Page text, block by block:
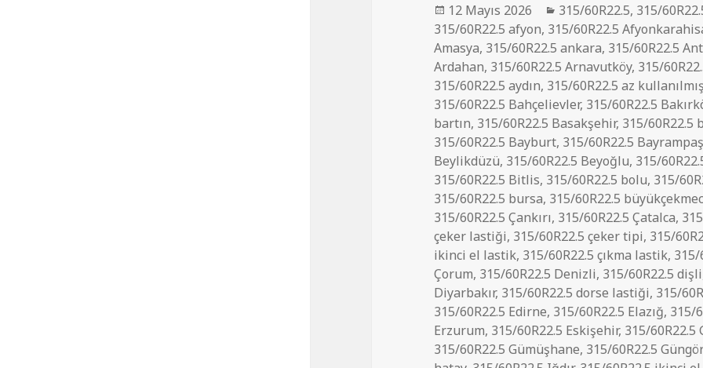
Yayın
tarihi
12 Mayıs 2026 Kategoriler
315/60R22.5, 315/
315/60R22.5 afyon, 315/60R22.5
Amasya, 315/60R22.5 ankara, 315/60R22.5
Ardahan, 315/60R22.5 Arnavutköy, 315/
315/60R22.5 aydın, 315/60R22.5 az
315/60R22.5 Bahçelievler, 315/60R22.5
bartın, 315/60R22.5 Basakşehir, 315/60R22.5
315/60R22.5 Bayburt, 315/60R22.5
Beylikdüzü, 315/60R22.5 Beyoğlu, 315/
315/60R22.5 Bitlis, 315/60R22.5 bolu, 315/
315/60R22.5 bursa, 315/60R22.5
315/60R22.5 Çankırı, 315/60R22.5 Çatalca,
çeker lastiği, 315/60R22.5 çeker tipi, 315/
ikinci el lastik, 315/60R22.5 çıkma lastik, 315/
Çorum, 315/60R22.5 Denizli, 315/60R22.5 dişli
Diyarbakır, 315/60R22.5 dorse lastiği, 315/
315/60R22.5 Edirne, 315/60R22.5 Elazığ, 315/
Erzurum, 315/60R22.5 Eskişehir, 315/60R22.5
315/60R22.5 Gümüşhane, 315/60R22.5